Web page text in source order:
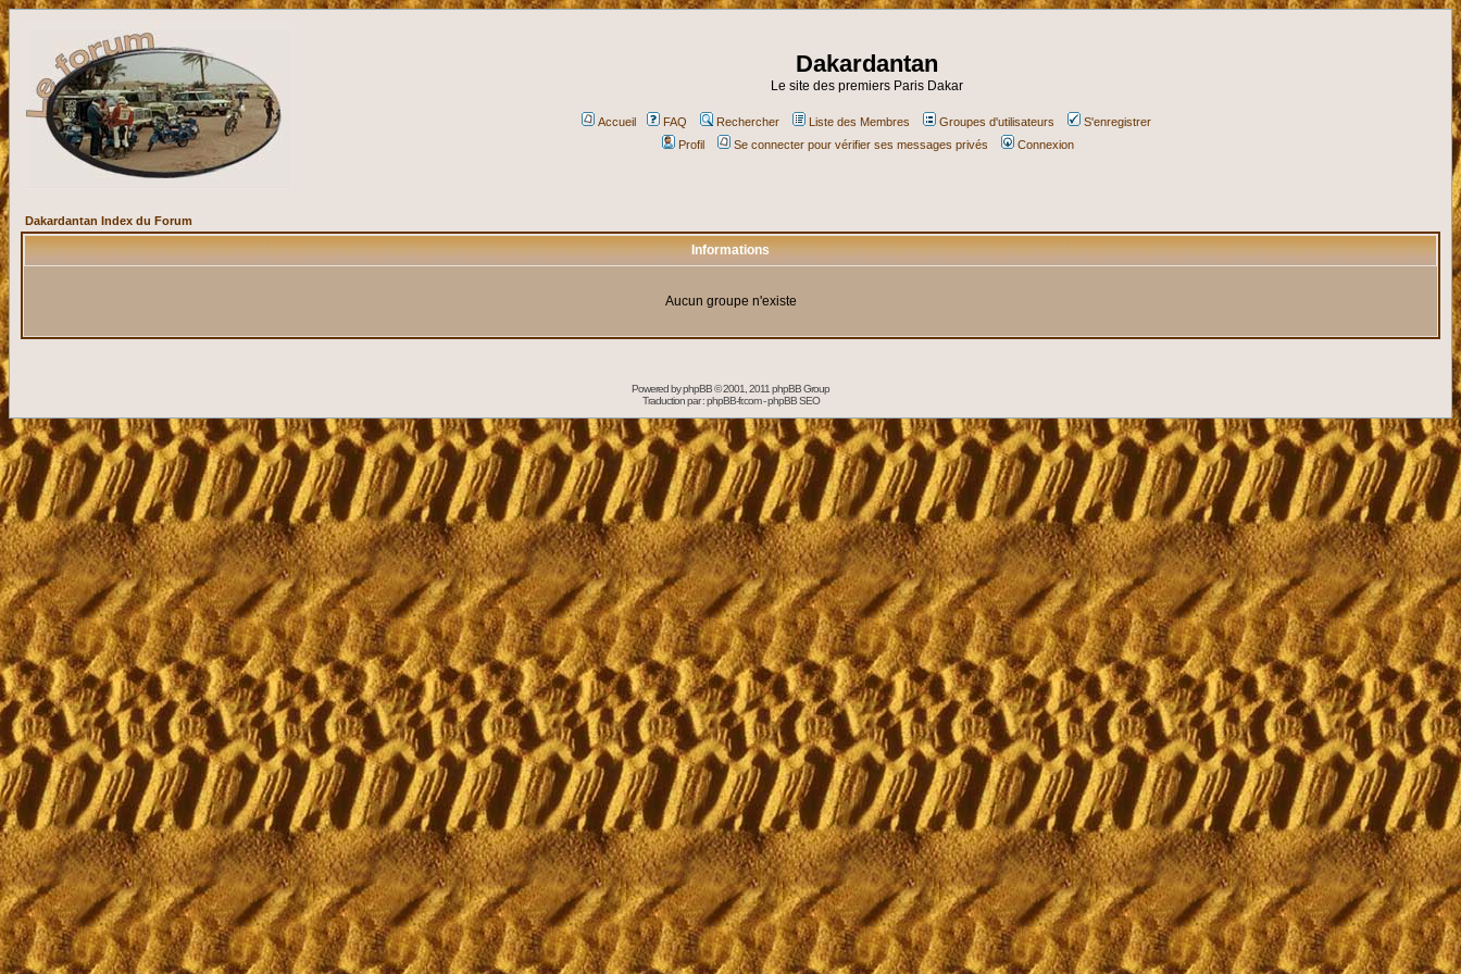
Dakardantan
Le site des premiers Paris Dakar
Accueil FAQ Rechercher Liste des Membres Groupes d'utilisateurs
S'enregistrer
Profil
Se connecter pour vérifier ses messages privés Connexion
Dakardantan Index du Forum
Informations
Aucun groupe n'existe
Powered byphpBB© 2001, 2011 phpBB Group
Traduction par :phpBB-fr.com-phpBB SEO